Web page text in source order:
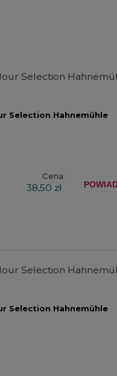
Selection
Selection Hahnemühle
Cena:
38,50 zł
Selection
Selection Hahnemühle